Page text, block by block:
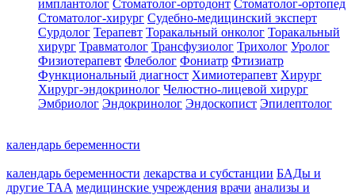
имплантолог Стоматолог-ортодонт Стоматолог-ортопед
Стоматолог-хирург Судебно-медицинский эксперт
Сурдолог Терапевт Торакальный онколог Торакальный
хирург Травматолог Трансфузиолог Трихолог Уролог
Физиотерапевт Флеболог Фониатр Фтизиатр
Функциональный диагност Химиотерапевт Хирург
Хирург-эндокринолог Челюстно-лицевой хирург
Эмбриолог Эндокринолог Эндоскопист Эпилептолог
календарь беременности
календарь беременности лекарства и субстанции БАДы и
другие ТАА медицинские учреждения врачи анализы и